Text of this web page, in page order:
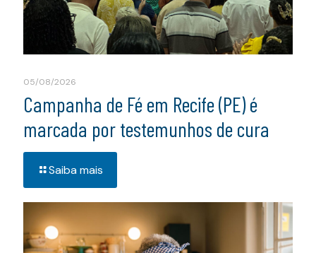
05/08/2026
Campanha de Fé em Recife (PE) é
marcada por testemunhos de cura
Saiba mais